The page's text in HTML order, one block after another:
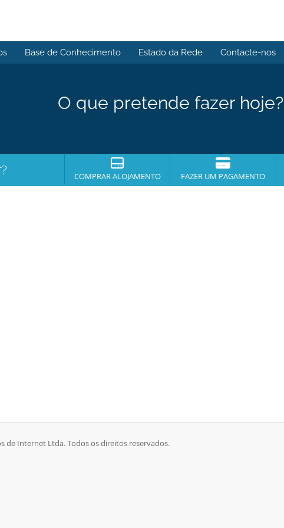
Base de Conhecimento Estado da Rede Contacte-nos
O que pretende fazer hoje?
COMPRAR ALOJAMENTO FAZER UM PAGAMENTO
de Internet Ltda. Todos os direitos reservados.